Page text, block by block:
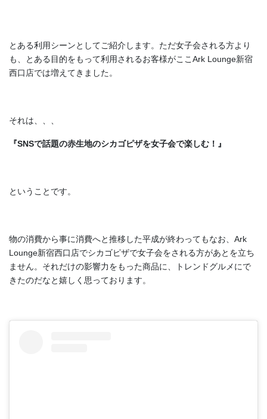
とある利用シーンとしてご紹介します。ただ女子会される方より
も、とある目的をもって利用されるお客様がここArk Lounge新宿
西口店では増えてきました。
それは、、、
『SNSで話題の赤生地のシカゴピザを女子会で楽しむ！』
ということです。
物の消費から事に消費へと推移した平成が終わってもなお、Ark
Lounge新宿西口店でシカゴピザで女子会をされる方があとを立ち
ません。それだけの影響力をもった商品に、トレンドグルメにで
きたのだなと嬉しく思っております。